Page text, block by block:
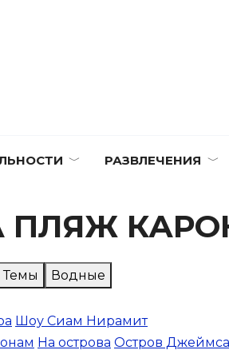
РАЗВЛЕЧЕНИЯ
ПЛЯЖ
Темы
Водные
Шоу Сиам Нирамит
На острова Остров